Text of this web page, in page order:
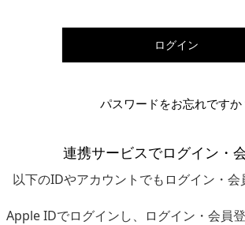
ログイン
パスワードをお忘れですか
連携サービスでログイン・
以下のIDやアカウントでもログイン・会
Apple IDでログインし、ログイン・会員